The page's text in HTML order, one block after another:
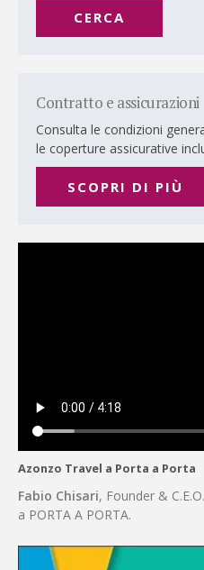
CERCA
Contratto e assicurazioni
Consulta le condizioni
le coperture assicurative
SCOPRI DI PIÙ
Azonzo Travel a Porta a Porta
Fabio Chisari, Founder &
a PORTA A PORTA.